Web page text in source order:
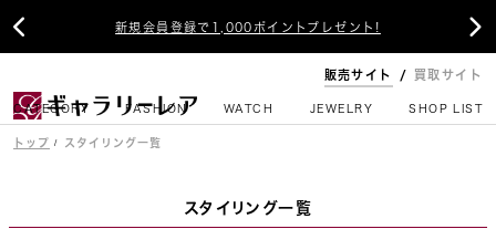
新規会員登録で1,000ポイントプレゼント!
 
販売サイト 買取サイト
CATEGORY FASHION WATCH JEWELRY SHOP LIST
トップ スタイリング一覧
スタイリング一覧